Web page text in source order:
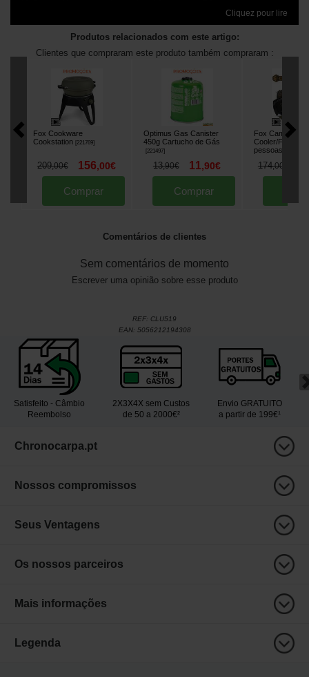
Cliquez pour lire
Produtos relacionados com este artigo:
Clientes que compraram este produto também compraram :
Fox Cookware
Cookstation [221769]
209,00€ 156,00€
Comprar
Optimus Gas Canister
450g Cartucho de Gás
[221497]
13,90€ 11,90€
Comprar
Fox Camolite
Cooler/Food
pessoas
174,00
Comentários de clientes
Sem comentários de momento
Escrever uma opinião sobre esse produto
REF: CLU519
EAN: 5056212194308
Satisfeito - Câmbio
Reembolso
2X3X4X sem Custos
de 50 a 2000€²
Envio GRATUITO
a partir de 199€¹
Chronocarpa.pt
Nossos compromissos
Seus Ventagens
Os nossos parceiros
Mais informações
Legenda